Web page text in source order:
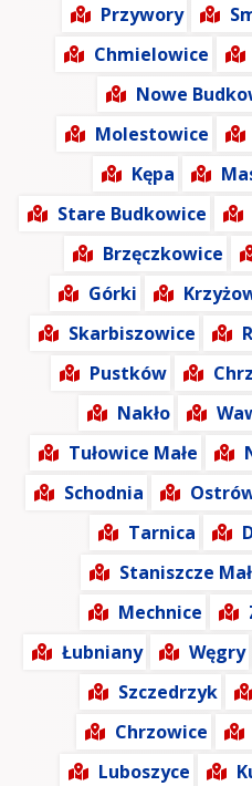
Przywory
Chmielowice
Nowe
Molestowice
Kępa
Stare Budkowice
Brzęczkowice
Górki
Skarbiszowice
Pustków
Nakło
Tułowice Małe
Schodnia
Tarnica
Staniszcze
Mechnice
Łubniany
Węgry
Szczedrzyk
Chrzowice
Luboszyce